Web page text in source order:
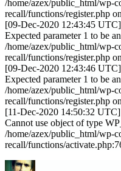
/home/azex/public_html/wp-
recall/functions/register.php
[09-Dec-2020 12:43:45
Expected parameter 1 to be
/home/azex/public_html/wp-
recall/functions/register.php
[09-Dec-2020 12:43:46
Expected parameter 1 to be
/home/azex/public_html/wp-
recall/functions/register.php
[11-Dec-2020 14:50:32
Cannot use object of type
/home/azex/public_html/wp-
recall/functions/